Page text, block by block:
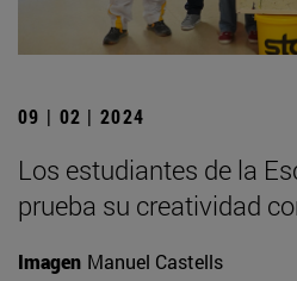
09 | 02 | 2024
Los estudiantes de la
prueba su creatividad
Imagen Manuel Castells